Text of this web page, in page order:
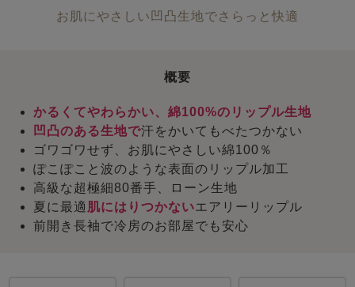
お肌にやさしい凹凸生地でさらっと快適
概要
かるくてやわらかい、綿100%のリップル生地
凹凸のある生地で汗をかいてもべたつかない
ゴワゴワせず、お肌にやさしい綿100％
ぽこぽこと波のような表面のリップル加工
高級な超極細80番手、ローン生地
夏に最適肌にはりつかないエアリーリップル
前開き長袖で冷房のお部屋でも安心